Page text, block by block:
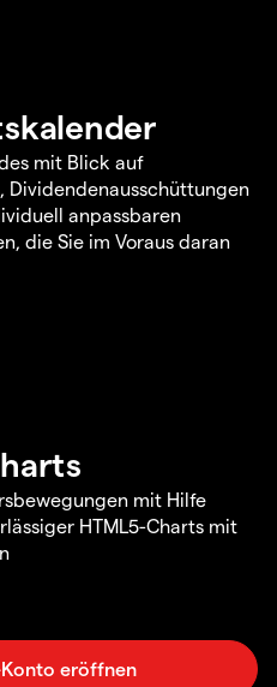
mit Blick auf
Dividendenausschüttungen
anpassbaren
die Sie im Voraus daran
mit Hilfe
HTML5-Charts mit